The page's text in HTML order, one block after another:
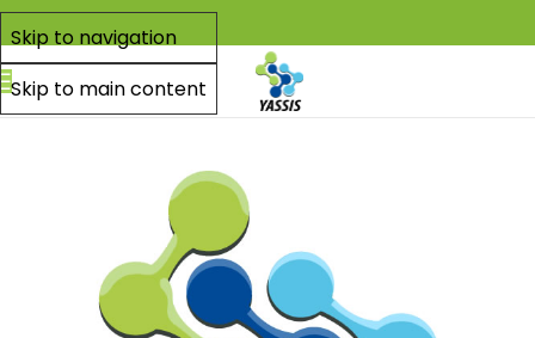
Skip to navigation
Skip to main content